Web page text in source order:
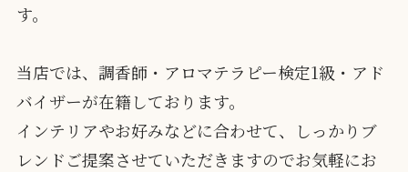
す。
当店では、調香師・アロマテラピー検定1級・アド
バイザーが在籍しております。
インテリアやお好みなどに合わせて、しっかりブ
レンドご提案させていただきますのでお気軽にお